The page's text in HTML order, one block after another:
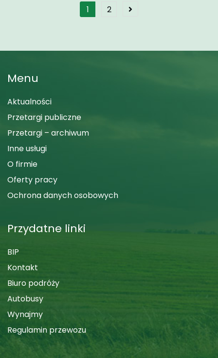
Stronicowanie
wpisów
1 2
Menu
Aktualności
Przetargi publiczne
Przetargi – archiwum
Inne usługi
O firmie
Oferty pracy
Ochrona danych osobowych
Przydatne linki
BIP
Kontakt
Biuro podróży
Autobusy
Wynajmy
Regulamin przewozu